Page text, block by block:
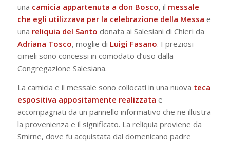
una camicia appartenuta a don Bosco, il messale
che egli utilizzava per la celebrazione della Messa e
una reliquia del Santo donata ai Salesiani di Chieri da
Adriana Tosco, moglie di Luigi Fasano. I preziosi
cimeli sono concessi in comodato d’uso dalla
Congregazione Salesiana.
La camicia e il messale sono collocati in una nuova teca
espositiva appositamente realizzata e
accompagnati da un pannello informativo che ne illustra
la provenienza e il significato. La reliquia proviene da
Smirne, dove fu acquistata dal domenicano padre